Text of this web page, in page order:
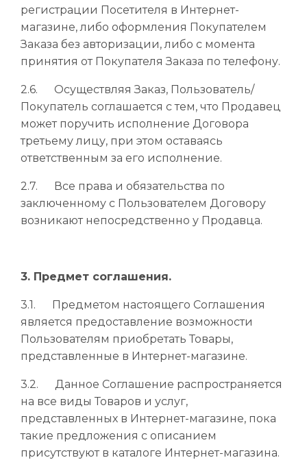
регистрации Посетителя в Интернет-
магазине, либо оформления Покупателем
Заказа без авторизации, либо с момента
принятия от Покупателя Заказа по телефону.
2.6. Осуществляя Заказ, Пользователь/
Покупатель соглашается с тем, что Продавец
может поручить исполнение Договора
третьему лицу, при этом оставаясь
ответственным за его исполнение.
2.7. Все права и обязательства по
заключенному с Пользователем Договору
возникают непосредственно у Продавца.
3. Предмет соглашения.
3.1. Предметом настоящего Соглашения
является предоставление возможности
Пользователям приобретать Товары,
представленные в Интернет-магазине.
3.2. Данное Соглашение распространяется
на все виды Товаров и услуг,
представленных в Интернет-магазине, пока
такие предложения с описанием
присутствуют в каталоге Интернет-магазина.